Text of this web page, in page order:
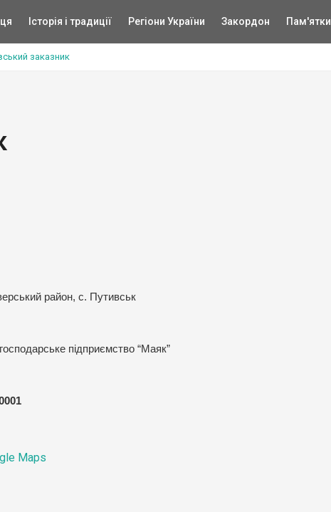
Історія і традиції Регіони України Закордон Пам'ятки
заказник
район, с. Путивськ
підприємство “Маяк”
Maps